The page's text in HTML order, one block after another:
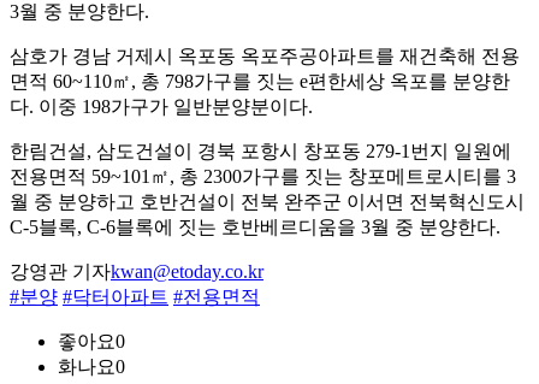
3월 중 분양한다.
삼호가 경남 거제시 옥포동 옥포주공아파트를 재건축해 전용
면적 60~110㎡, 총 798가구를 짓는 e편한세상 옥포를 분양한
다. 이중 198가구가 일반분양분이다.
한림건설, 삼도건설이 경북 포항시 창포동 279-1번지 일원에
전용면적 59~101㎡, 총 2300가구를 짓는 창포메트로시티를 3
월 중 분양하고 호반건설이 전북 완주군 이서면 전북혁신도시
C-5블록, C-6블록에 짓는 호반베르디움을 3월 중 분양한다.
강영관 기자kwan@etoday.co.kr
#분양 #닥터아파트 #전용면적
좋아요0
화나요0